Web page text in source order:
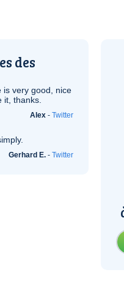
des
is very good, nice
it, thanks.
Alex - Twitter
Gerhard E. - Twitter